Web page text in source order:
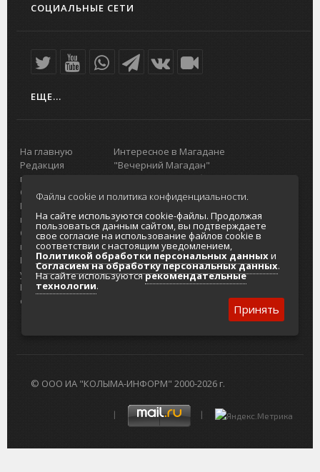
СОЦИАЛЬНЫЕ СЕТИ
ЕЩЕ...
На главную
Редакция
портала
О проекте
Реклама на
портале
Отзывы и
предложения
Интернет-
услуги
Разработка
сайтов
Интересное в Магадане
"Вечерний Магадан"
Городская доска объявлений
Реклама
Главный туристический портал
Колымы
Политика в отношении обработки
персональных данных
Согласие на обработку персональных
данных
© ООО ИА "КОЛЫМА-ИНФОРМ" 2000-2026 г.
Файлы cookie и политика конфиденциальности.
На сайте используются cookie-файлы. Продолжая
пользоваться данным сайтом, вы подтверждаете
свое согласие на использование файлов cookie в
соответствии с настоящим уведомлением,
Политикой обработки персональных данныхи
Согласием на обработку персональных данных.
На сайте используютсярекомендательные
технологии.
Принять